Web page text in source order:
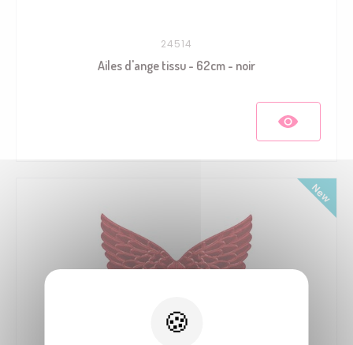
24514
Ailes d'ange tissu - 62cm - noir